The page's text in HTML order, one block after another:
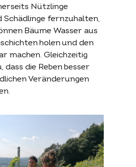
Nützlinge
Schädlinge fernzuhalten,
Bäume Wasser aus
holen und den
machen. Gleichzeitig
dass die Reben besser
Veränderungen